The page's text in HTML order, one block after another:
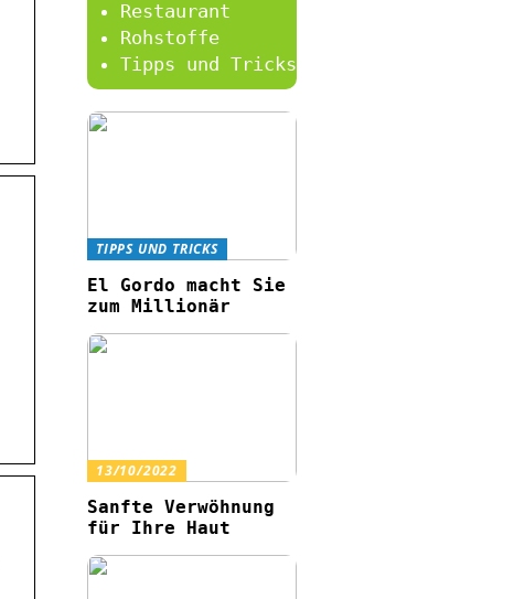
Restaurant
Rohstoffe
Tipps und Tricks
TIPPS UND TRICKS
El Gordo macht Sie
zum Millionär
13/10/2022
Sanfte Verwöhnung
für Ihre Haut